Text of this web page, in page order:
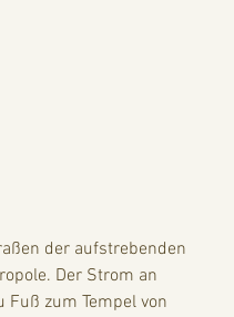
der aufstrebenden
Der Strom an
Fuß zum Tempel von